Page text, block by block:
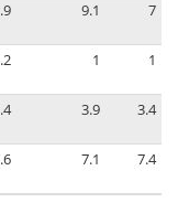
9.1 7
1 1
3.9 3.4
7.1 7.4